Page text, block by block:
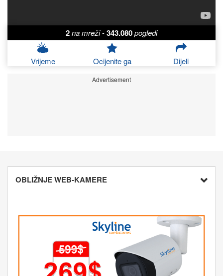
2na mreži-343.080pogledi
Vrijeme Ocijenite ga Dijeli
Advertisement
OBLIŽNJE WEB-KAMERE